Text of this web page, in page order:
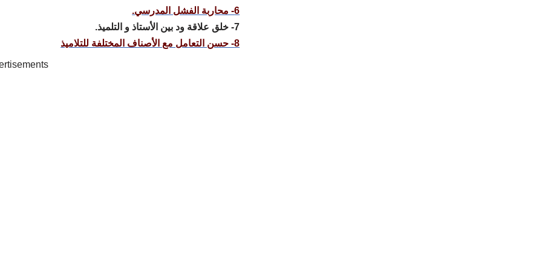
6- محاربة الفشل المدرسي.
7- خلق علاقة ود بين الأستاذ و التلميذ.
8- حسن التعامل مع الأصناف المختلفة للتلاميذ